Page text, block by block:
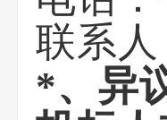
联系人
*、异